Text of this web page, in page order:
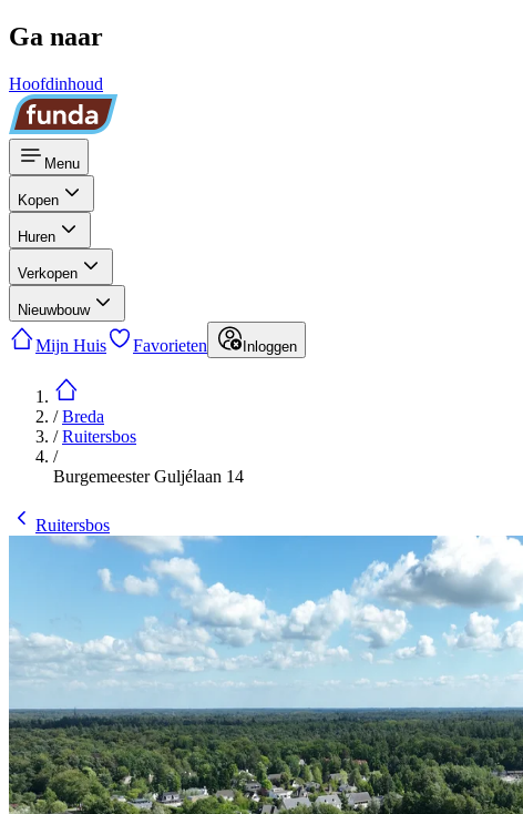
Ga naar
Hoofdinhoud
Menu
Kopen
Huren
Verkopen
Nieuwbouw
Mijn Huis Favorieten Inloggen
/Breda
/Ruitersbos
/
Burgemeester Guljélaan 14
Ruitersbos